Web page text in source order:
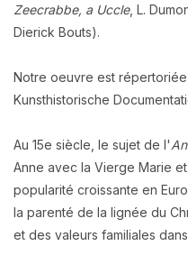
Zeecrabbe, a Uccle, L.
Dierick Bouts).
Notre oeuvre est
Kunsthistorische
Au 15e siècle, le sujet de l'
Anne avec la Vierge Marie
popularité croissante en
la parenté de la lignée du
et des valeurs familiales